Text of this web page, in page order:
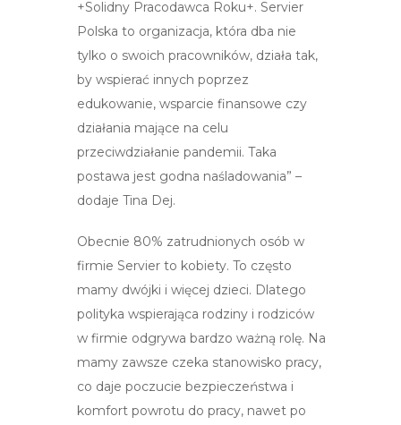
+Solidny Pracodawca Roku+. Servier
Polska to organizacja, która dba nie
tylko o swoich pracowników, działa tak,
by wspierać innych poprzez
edukowanie, wsparcie finansowe czy
działania mające na celu
przeciwdziałanie pandemii. Taka
postawa jest godna naśladowania” –
dodaje Tina Dej.
Obecnie 80% zatrudnionych osób w
firmie Servier to kobiety. To często
mamy dwójki i więcej dzieci. Dlatego
polityka wspierająca rodziny i rodziców
w firmie odgrywa bardzo ważną rolę. Na
mamy zawsze czeka stanowisko pracy,
co daje poczucie bezpieczeństwa i
komfort powrotu do pracy, nawet po